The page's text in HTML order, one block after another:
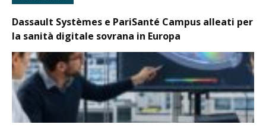
Dassault Systèmes e PariSanté Campus alleati per
la sanità digitale sovrana in Europa